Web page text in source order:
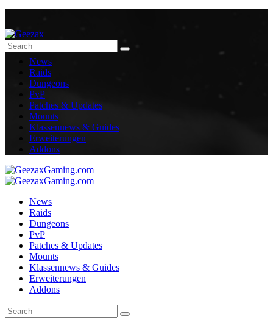
News
Raids
Dungeons
PvP
Patches & Updates
Mounts
Klassennews & Guides
Erweiterungen
Addons
News
Raids
Dungeons
PvP
Patches & Updates
Mounts
Klassennews & Guides
Erweiterungen
Addons